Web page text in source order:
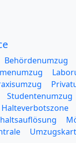
Behördenumzug
Studentenumzug
Halteverbotszone